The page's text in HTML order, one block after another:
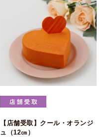
【店舗受取】クール・オランジ
ュ（12㎝）